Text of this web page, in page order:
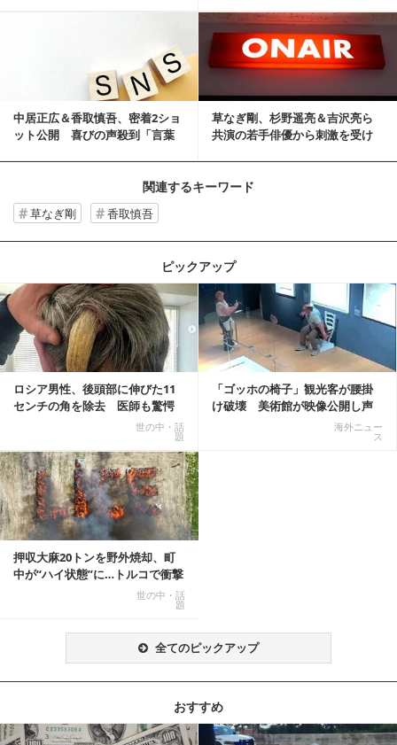
中居正広＆香取慎吾、密着2ショ
ット公開 喜びの声殺到「言葉
草なぎ剛、杉野遥亮＆吉沢亮ら
共演の若手俳優から刺激を受け
関連するキーワード
草なぎ剛 香取慎吾
ピックアップ
ロシア男性、後頭部に伸びた11
センチの角を除去 医師も驚愕
世の中・話
題
「ゴッホの椅子」観光客が腰掛
け破壊 美術館が映像公開し声
海外ニュー
ス
記事を読む
押収大麻20トンを野外焼却、町
中が“ハイ状態”に…トルコで衝撃
世の中・話
題
全てのピックアップ
おすすめ
記事を読む